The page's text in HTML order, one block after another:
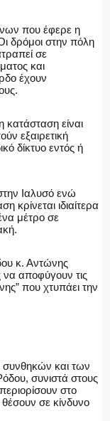
που έφερε η
δρόμοι στην πόλη
σε
και
έχουν
κατάσταση είναι
εξαιρετική
δίκτυο εντός ή
Ιαλυσό ενώ
κρίνεται ιδιαίτερα
μέτρο σε
κ. Αντώνης
να αποφύγουν τις
που χτυπάει την
και των
συνιστά στους
στο
θέσουν σε κίνδυνο